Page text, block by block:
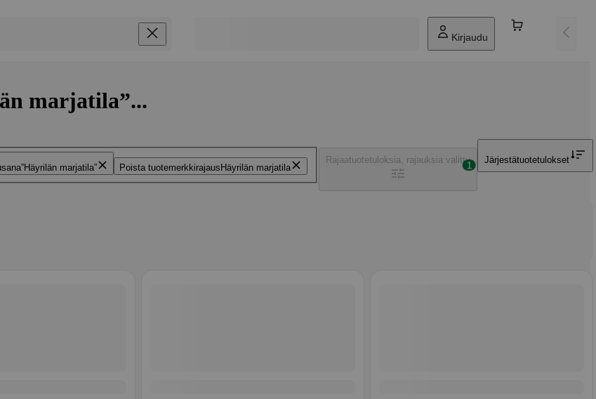
Kirjaudu
marjatila”...
Häyrilän marjatila Poista tuotemerkkirajaus Häyrilän marjatila
Rajaatuotetuloksia, rajauksia valittu
1
Järjestätuotetulokset